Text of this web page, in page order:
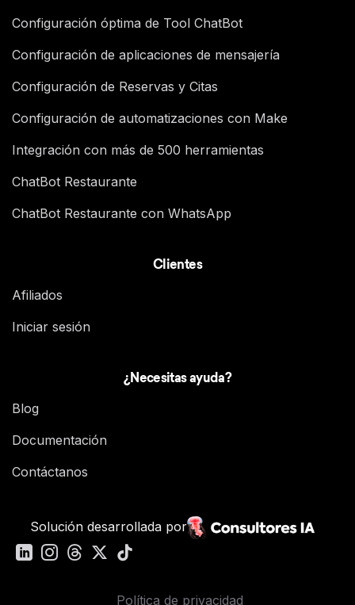
Configuración óptima de Tool ChatBot
Configuración de aplicaciones de mensajería
Configuración de Reservas y Citas
Configuración de automatizaciones con Make
Integración con más de 500 herramientas
ChatBot Restaurante
ChatBot Restaurante con WhatsApp
Clientes
Afiliados
Iniciar sesión
¿Necesitas ayuda?
Blog
Documentación
Contáctanos
Solución desarrollada por
Política de privacidad